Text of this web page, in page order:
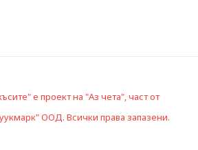
е проект на "Аз чета", част от
ООД. Всички права запазени.